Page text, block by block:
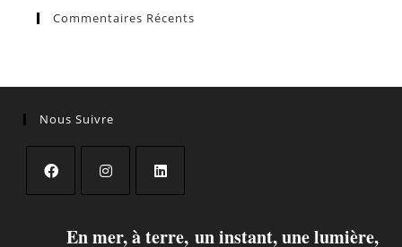
Commentaires Récents
Nous Suivre
En mer, à terre, un instant, une lumière,